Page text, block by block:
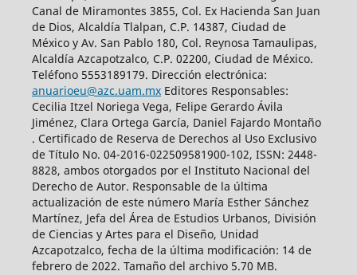
Canal de Miramontes 3855, Col. Ex Hacienda San Juan
de Dios, Alcaldía Tlalpan, C.P. 14387, Ciudad de
México y Av. San Pablo 180, Col. Reynosa Tamaulipas,
Alcaldía Azcapotzalco, C.P. 02200, Ciudad de México.
Teléfono 5553189179. Dirección electrónica:
anuarioeu@azc.uam.mxEditores Responsables:
Cecilia Itzel Noriega Vega, Felipe Gerardo Ávila
Jiménez, Clara Ortega García, Daniel Fajardo Montaño
. Certificado de Reserva de Derechos al Uso Exclusivo
de Título No. 04-2016-022509581900-102, ISSN: 2448-
8828, ambos otorgados por el Instituto Nacional del
Derecho de Autor. Responsable de la última
actualización de este número María Esther Sánchez
Martínez, Jefa del Área de Estudios Urbanos, División
de Ciencias y Artes para el Diseño, Unidad
Azcapotzalco, fecha de la última modificación: 14 de
febrero de 2022. Tamaño del archivo 5.70 MB.